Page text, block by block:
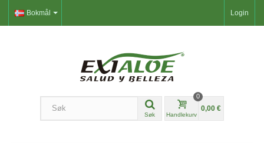
Login
Bokmål
Søk Handlekurv
0
0,00 €